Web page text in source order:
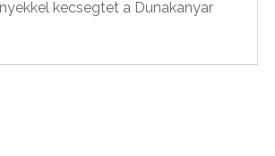
kecsegtet a Dunakanyar